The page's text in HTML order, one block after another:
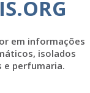
em informações
isolados
e perfumaria.